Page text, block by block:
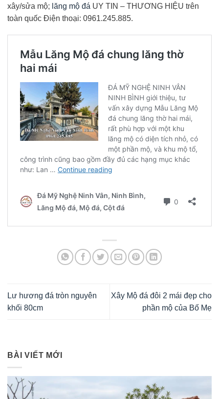
xây/sửa mộ; lăng mộ đá UY TIN – THƯƠNG HIỆU trên
toàn quốc Điện thoại: 0961.245.885.
Lư hương đá tròn nguyên
khối 80cm
Xây Mộ đá đôi 2 mái đẹp cho
phần mộ của Bố Mẹ
BÀI VIẾT MỚI